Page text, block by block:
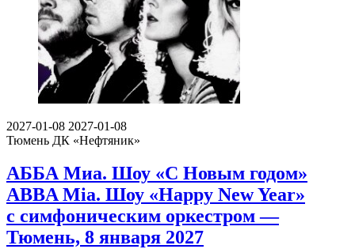
2027-01-08 2027-01-08
Тюмень ДК «Нефтяник»
АББА Миа. Шоу «С Новым годом»
ABBA Mia. Шоу «Happy New Year»
с симфоническим оркестром —
Тюмень, 8 января 2027